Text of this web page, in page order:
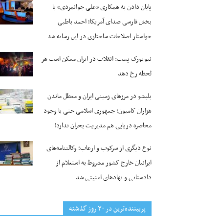
پایان دادن به همکاری «علی جوانمردی» با
بخش فارسی صدای آمریکا؛ احمد باطبی
خواستار اصلاحات ساختاری در این رسانه شد
نیویورک پست: انقلاب در ایران ممکن است هر
لحظه رخ دهد
بلبشو در مرزهای زمینی ایران و معطل ماندن
هزاران کامیون؛ جمهوری اسلامی حتی با وجود
محاصره دریایی هم مدیریت بحران ندارد!
نوع دیگری از سرکوب و ارعاب؛ وکالتنامه‌های
ایرانیان خارج کشور مشروط به استعلام از
دادستانی و نهادهای امنیتی شد
پربیننده‌ترین‌ در ۳۰ روز گذشته